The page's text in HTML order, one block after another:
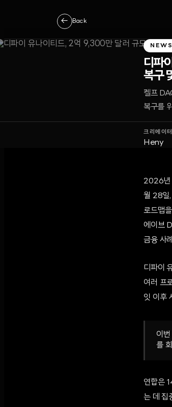
← Back
NEWS
디파
복구
켈프
복구를
크리에이터
Heny
2026년
월 28일
로드맵
에이브
금융 사
디파이
여러 프
잇 이후
이
를
연합은
는 데 집